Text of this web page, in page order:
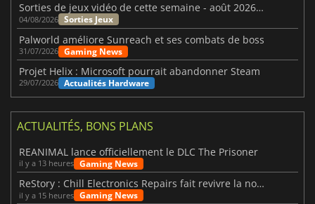
Sorties de jeux vidéo de cette semaine - août 2026 (semaine 32)
04/08/2026 Sorties Jeux
Palworld améliore Sunreach et ses combats de boss
31/07/2026 Gaming News
Projet Helix : Microsoft pourrait abandonner Steam
29/07/2026 Actualités Hardware
ACTUALITÉS, BONS PLANS
REANIMAL lance officiellement le DLC The Prisoner
il y a 13 heures Gaming News
ReStory : Chill Electronics Repairs fait revivre la nostalgie des années 2000
il y a 15 heures Gaming News